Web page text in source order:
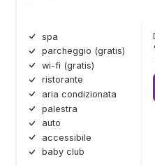
spa
parcheggio (gratis)
wi-fi (gratis)
ristorante
aria condizionata
palestra
auto
accessibile
baby club